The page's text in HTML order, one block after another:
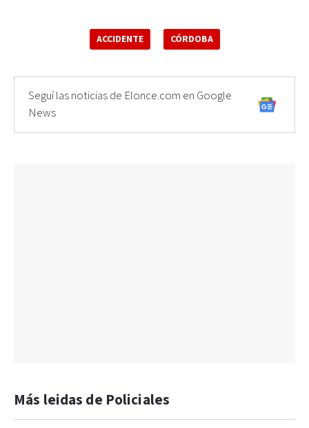
ACCIDENTE CÓRDOBA
Seguí las noticias de Elonce.com en Google
News
Más leidas de Policiales